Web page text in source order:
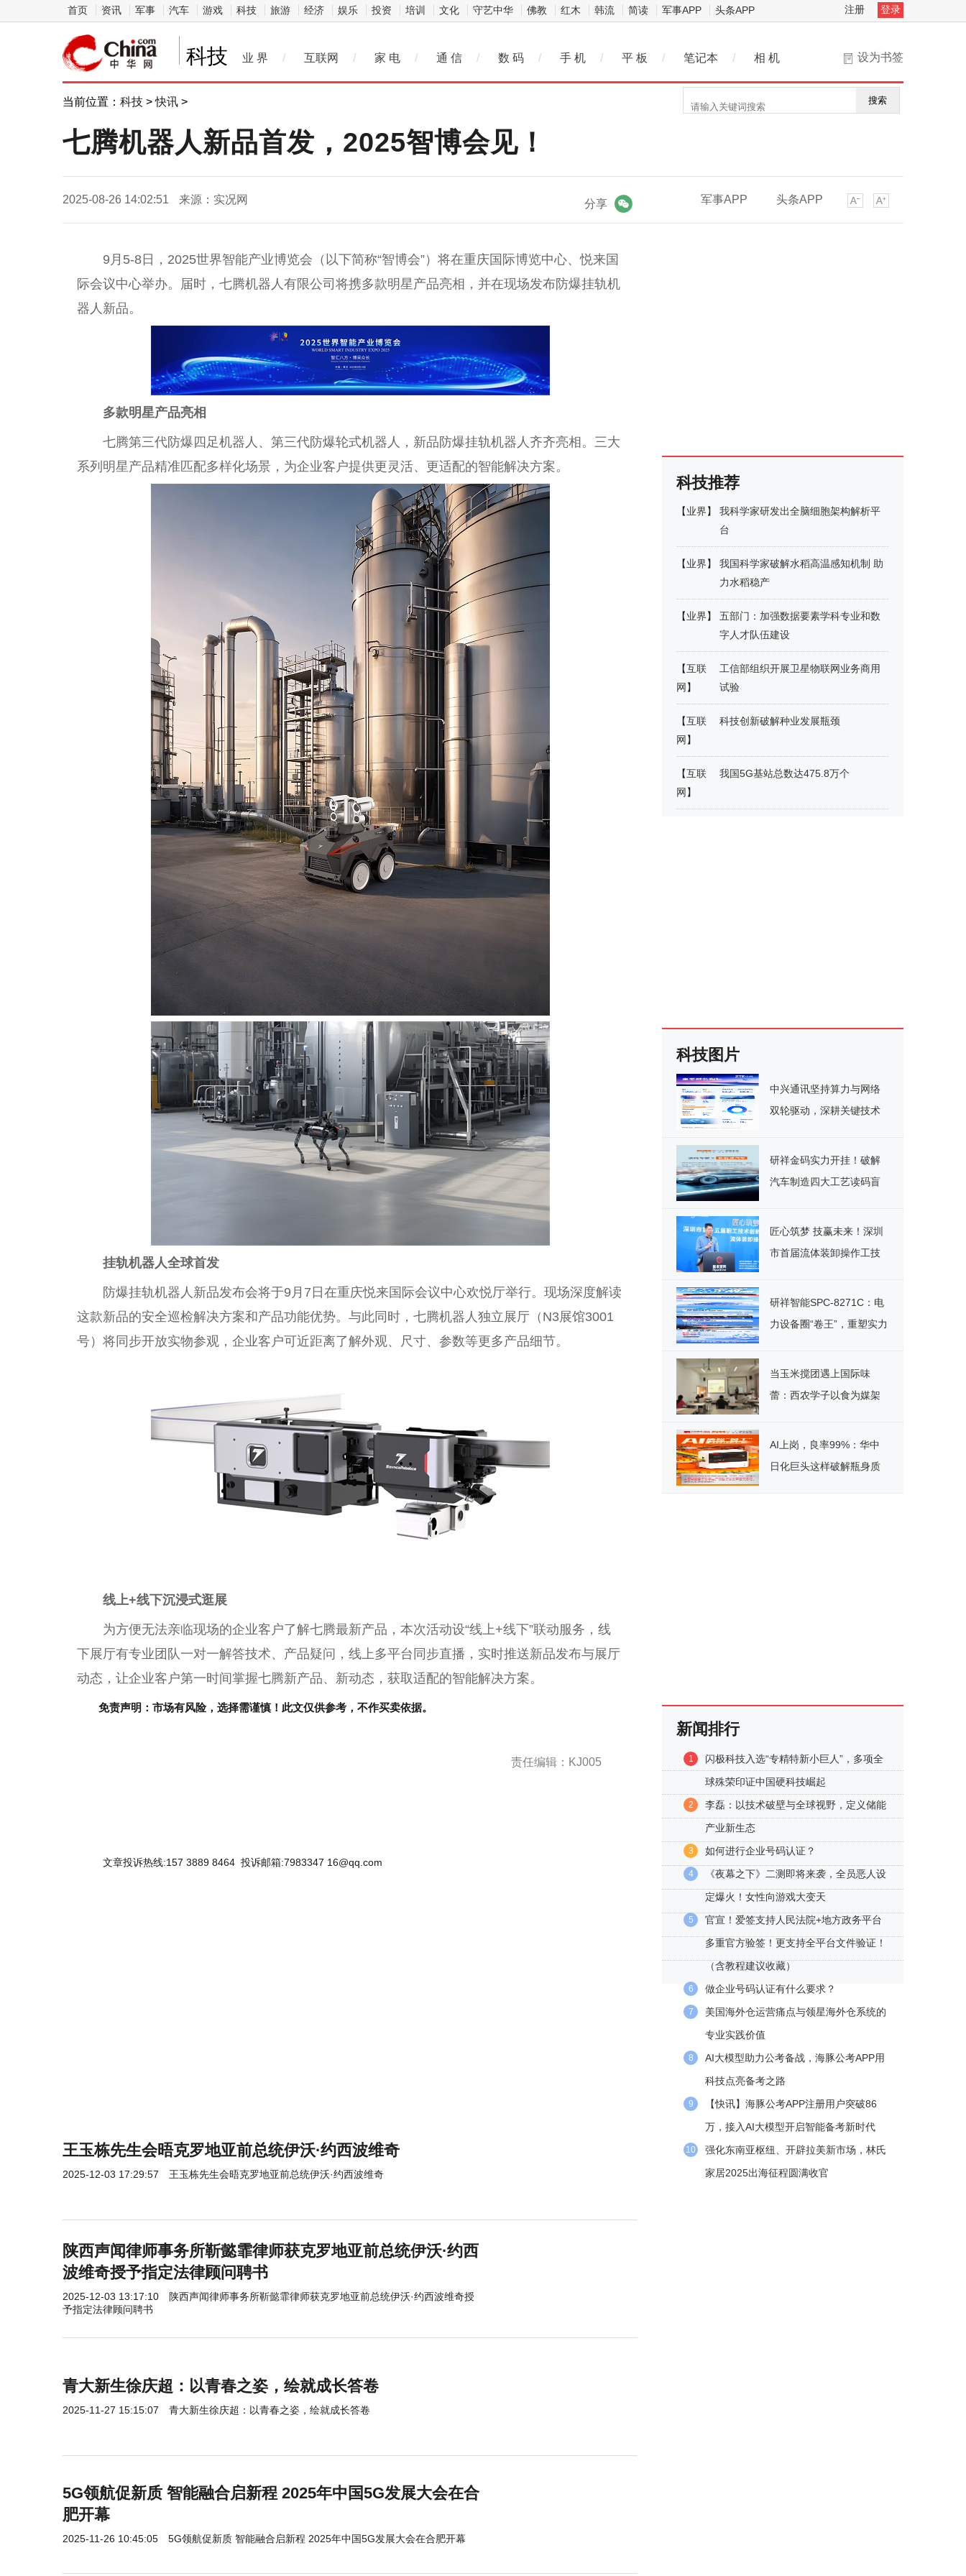
首页 资讯 军事 汽车 游戏 科技 旅游 经济 娱乐 投资 培训 文化 守艺中华 佛教 红木 韩流 简读 军事APP 头条APP 注册 登录
科技 设为书签
业 界 / 互联网 / 家 电 / 通 信 / 数 码 / 手 机 / 平 板 / 笔记本 / 相 机
当前位置： 科技 >快讯 > 搜索
七腾机器人新品首发，2025智博会见！
2025-08-26 14:02:51 来源：实况网 军事APP 头条APP
分享
9月5-8日，2025世界智能产业博览会（以下简称“智博会”）将在重庆国际博览中心、悦来国
际会议中心举办。届时，七腾机器人有限公司将携多款明星产品亮相，并在现场发布防爆挂轨机
器人新品。
多款明星产品亮相
七腾第三代防爆四足机器人、第三代防爆轮式机器人，新品防爆挂轨机器人齐齐亮相。三大
系列明星产品精准匹配多样化场景，为企业客户提供更灵活、更适配的智能解决方案。
挂轨机器人全球首发
防爆挂轨机器人新品发布会将于9月7日在重庆悦来国际会议中心欢悦厅举行。现场深度解读
这款新品的安全巡检解决方案和产品功能优势。与此同时，七腾机器人 独立 展厅（N3展馆3001
号）将同步开放实物参观，企业客户可近距离了解外观、尺寸、参数等更多产品细节。
线上+线下沉浸式逛展
为方便无法亲临现场的企业客户了解七腾最新产品，本次活动设“线上+线下”联动服务，线
下展厅有专业团队一对一解答技术、产品疑问，线上多平台 同步直播，实时推送新品发布与展厅
动态，让企业客户第一时间掌握七腾新产品、新动态，获取适配的智能解决方案。
免责声明：市场有风险，选择需谨慎！此文仅供参考，不作买卖依据。
责任编辑：KJ005
文章投诉热线:157 3889 8464 投诉邮箱:7983347 16@qq.com
王玉栋先生会晤克罗地亚前总统伊沃·约西波维奇
2025-12-03 17:29:57 王玉栋先生会晤克罗地亚前总统伊沃·约西波维奇
陕西声闻律师事务所靳懿霏律师获克罗地亚前总统伊沃·约西
波维奇授予指定法律顾问聘书
2025-12-03 13:17:10
陕西声闻律师事务所靳懿霏律师获克罗地亚前总统伊沃·约西波维奇授
予指定法律顾问聘书
青大新生徐庆超：以青春之姿，绘就成长答卷
2025-11-27 15:15:07 青大新生徐庆超：以青春之姿，绘就成长答卷
5G领航促新质 智能融合启新程 2025年中国5G发展大会在合
肥开幕
2025-11-26 10:45:05 5G领航促新质 智能融合启新程 2025年中国5G发展大会在合肥开幕
科技推荐
【业界】
我科学家研发出全脑细胞架构解析平
台
【业界】
我国科学家破解水稻高温感知机制 助
力水稻稳产
【业界】
五部门：加强数据要素学科专业和数
字人才队伍建设
【互联
网 】
工信部组织开展卫星物联网业务商用
试验
【互联
网 】
科技创新破解种业发展瓶颈
【互联
网 】
我国5G基站总数达475.8万个
科技图片
中兴通讯坚持算力与网络
双轮驱动，深耕关键技术
研祥金码实力开挂！破解
汽车制造四大工艺读码盲
匠心筑梦 技赢未来！深圳
市首届流体装卸操作工技
研祥智能SPC-8271C：电
力设备圈“卷王”，重塑实力
当玉米搅团遇上国际味
蕾：西农学子以食为媒架
AI上岗，良率99%：华中
日化巨头这样破解瓶身质
新闻排行
1
闪极科技入选“专精特新小巨人”，多项全
球殊荣印证中国硬科技崛起
2
李磊：以技术破壁与全球视野，定义储能
产业新生态
3 如何进行企业号码认证？
4
《夜幕之下》二测即将来袭，全员恶人设
定爆火！女性向游戏大变天
5
官宣！爱签支持人民法院+地方政务平台
多重官方验签！更支持全平台文件验证！
（含教程建议收藏）
6 做企业号码认证有什么要求？
7
美国海外仓运营痛点与领星海外仓系统的
专业实践价值
8
AI大模型助力公考备战，海豚公考APP用
科技点亮备考之路
9
【快讯】海豚公考APP注册用户突破86
万，接入AI大模型开启智能备考新时代
10
强化东南亚枢纽、开辟拉美新市场，林氏
家居2025出海征程圆满收官